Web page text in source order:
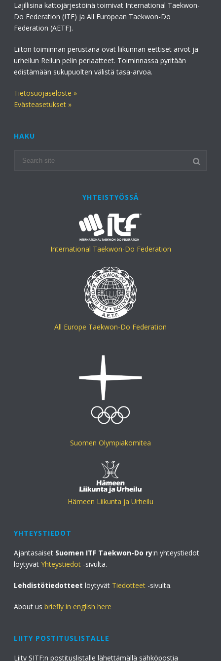
Lajillisina kattojärjestöinä toimivat International Taekwon-
Do Federation (ITF) ja All European Taekwon-Do
Federation (AETF).
Liiton toiminnan perustana ovat liikunnan eettiset arvot ja
urheilun Reilun pelin periaatteet. Toiminnassa pyritään
edistämään sukupuolten välistä tasa-arvoa.
Tietosuojaseloste »
Evästeasetukset »
HAKU
YHTEISTYÖSSÄ
International Taekwon-Do Federation
All Europe Taekwon-Do Federation
Suomen Olympiakomitea
Hämeen Liikunta ja Urheilu
YHTEYSTIEDOT
Ajantasaiset Suomen ITF Taekwon-Do ry:n yhteystiedot
löytyvätYhteystiedot -sivulta.
Lehdistötiedotteet löytyvät Tiedotteet -sivulta.
About usbriefly in english here
LIITY POSTITUSLISTALLE
Liity SITF:n postituslistalle lähettämällä sähköpostia